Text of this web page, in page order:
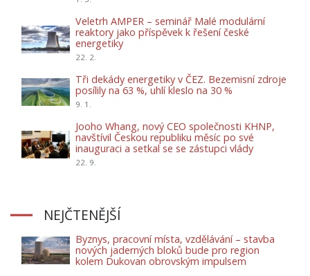
Veletrh AMPER – seminář Malé modulární
reaktory jako příspěvek k řešení české
energetiky
22. 2.
Tři dekády energetiky v ČEZ. Bezemisní zdroje
posílily na 63 %, uhlí kleslo na 30 %
9. 1.
Jooho Whang, nový CEO společnosti KHNP,
navštívil Českou republiku měsíc po své
inauguraci a setkal se se zástupci vlády
22. 9.
NEJČTENĚJŠÍ
Byznys, pracovní místa, vzdělávání – stavba
nových jaderných bloků bude pro region
kolem Dukovan obrovským impulsem